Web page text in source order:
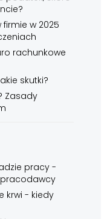
w 2025
rachunkowe
skutki?
Zasady
pracy -
krwi - kiedy